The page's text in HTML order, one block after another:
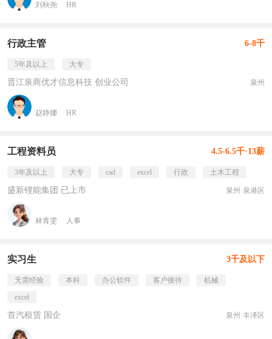
刘秋尧 HR
行政主管 6-8千
5年及以上 大专
晋江泉商优才信息科技 创业公司 泉州
赵静娜 HR
工程资料员 4.5-6.5千·13薪
3年及以上 大专 cad excel 行政 土木工程
盛新锂能集团 已上市 泉州·泉港区
林青雯 人事
实习生 3千及以下
无需经验 本科 办公软件 客户接待
机械
excel
首汽租赁 国企 泉州·丰泽区